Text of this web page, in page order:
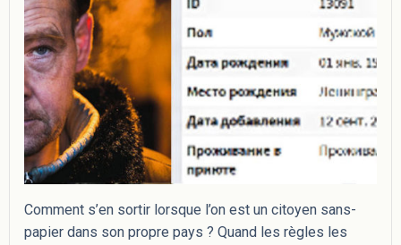
Comment s’en sortir lorsque l’on est un citoyen sans-
papier dans son propre pays ? Quand les règles les